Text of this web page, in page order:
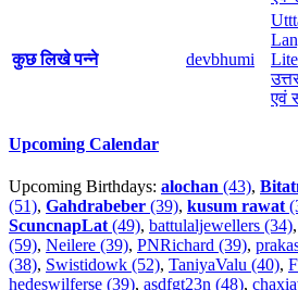
कुछ लिखे पन्ने devbhumi
एवं
Upcoming Calendar
Upcoming Birthdays: alochan (43),
(51), Gahdrabeber (39), kusum rawat
ScuncnapLat(49), battulaljewellers (34),
(59), Neilere (39), PNRichard (39),
(38), Swistidowk (52), TaniyaValu (40),
hedeswilferse (39), asdfgt23n (48),